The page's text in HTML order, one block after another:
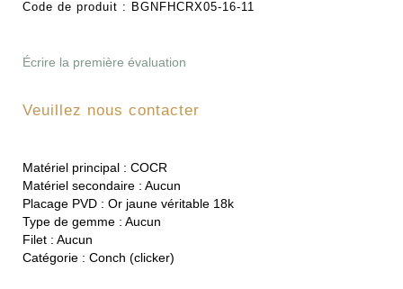
Code de produit : BGNFHCRX05-16-11
Écrire la première évaluation
Veuillez nous contacter
Matériel principal : COCR
Matériel secondaire : Aucun
Placage PVD : Or jaune véritable 18k
Type de gemme : Aucun
Filet : Aucun
Catégorie : Conch (clicker)